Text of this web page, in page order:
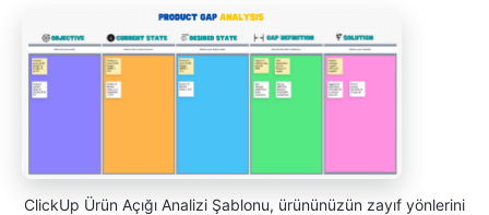
ClickUp Ürün Açığı Analizi Şablonu, ürününüzün zayıf yönlerini